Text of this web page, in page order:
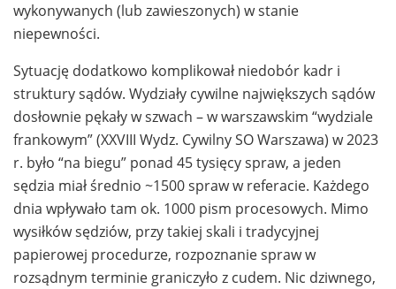
wykonywanych (lub zawieszonych) w stanie
niepewności.
Sytuację dodatkowo komplikował niedobór kadr i
struktury sądów. Wydziały cywilne największych sądów
dosłownie pękały w szwach – w warszawskim “wydziale
frankowym” (XXVIII Wydz. Cywilny SO Warszawa) w 2023
r. było “na biegu” ponad 45 tysięcy spraw, a jeden
sędzia miał średnio ~1500 spraw w referacie. Każdego
dnia wpływało tam ok. 1000 pism procesowych. Mimo
wysiłków sędziów, przy takiej skali i tradycyjnej
papierowej procedurze, rozpoznanie spraw w
rozsądnym terminie graniczyło z cudem. Nic dziwnego,